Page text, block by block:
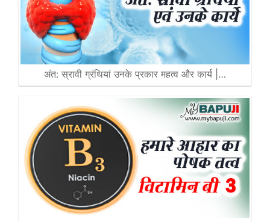
अंत: स्रावी ग्रंथियां उनके प्रकार महत्व और कार्य |…